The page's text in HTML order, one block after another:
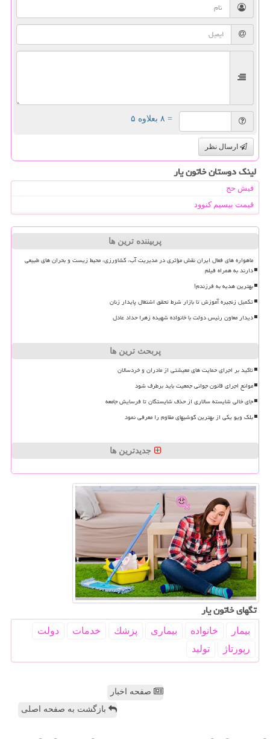
= ۸ بعلاوه ۵
ارسال نظر
لینک دوستان خاتون یار
فیش حج
قیمت بیسیم کنوود
پربیننده ترین ها
ماهواره های فعال ایران نقش مؤثری در مدیریت آب، کشاورزی، محیط زیست و بحران های طبیعی
دارند به همراه فیلم
بهترین هدیه به فرزندم!
تکمیل زنجیره آموزش تا بازار شرط تحقق اشتغال پایدار زنان
دیدار معاون رئیس دولت با خانواده شهیده زهرا حداد عادل
پربحث ترین ها
تاکید بر اجرای حمایت های معیشتی از مادران و خردسالان
موانع اجرای قانون جوانی جمعیت باید برطرف شود
جای خالی شایسته سالاری از حذف شایستگان تا فرسایش جامعه
بلک ویو یکی از بهترین گوشیهای مقاوم را معرفی نمود
جدیدترین ها
تگهای خاتون یار
بیمار خانواده بیماری پزشك خدمات
دولت
رپورتاژ
تولید
صفحه اخبار
بازگشت به صفحه اصلی